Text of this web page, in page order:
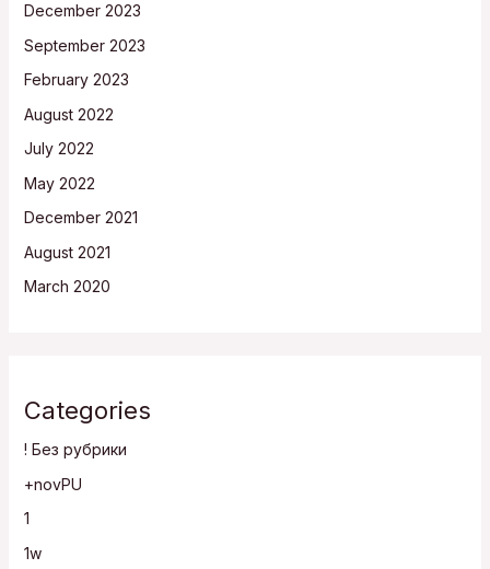
December 2023
September 2023
February 2023
August 2022
July 2022
May 2022
December 2021
August 2021
March 2020
Categories
! Без рубрики
+novPU
1
1w